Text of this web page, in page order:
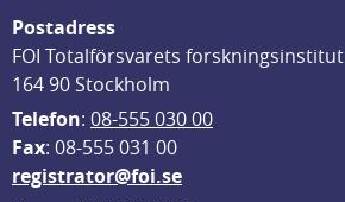
Postadress
FOI Totalförsvarets forskningsinstitut
164 90 Stockholm
Telefon: 08-555 030 00
Fax: 08-555 031 00
registrator@foi.se